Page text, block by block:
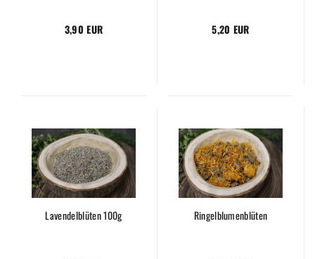
3,90 EUR 5,20 EUR
Lavendelblüten 100g Ringelblumenblüten